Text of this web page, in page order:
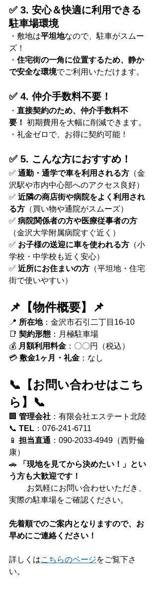
✅ 3. 安心＆快適に利用できる
駐車場環境
・敷地は平坦地なので、駐車がスムー
ズ！
・ 住宅街の一角に位置するため、静か
で安全な環境でご利用いただけます。
✅ 4. 仲介手数料不要！
・ 直接契約のため、仲介手数料不
要！ 初期費用を大幅に削減できます。
・礼金ゼロで、お得に契約可能！
✅ 5. こんな方におすすめ！
✅ 通勤・通学で車を利用される方 （金
沢駅や市内中心部へのアクセス良好）
✅ 近隣の商店街や病院をよく利用され
る方 （買い物や通院がスムーズ）
✅ 病院関係者の方や医療従事者の方
（金沢大学附属病院すぐ近く）
✅ お子様の送迎に車を使われる方 （小
学校・中学校も近く安心）
✅ 近所にお住まいの方 （平坦地・住宅
街で使いやすい）
📌【物件概要】📌
📍 所在地：金沢市石引二丁目16-10
📑 契約形態 ：月極駐車場
💰 月額利用料金 ：〇〇円（税込）
💳 敷金1ヶ月・礼金 ：なし
📞【お問い合わせはこち
ら】📞
🏢 管理会社 ：有限会社エステート北陸
📞 TEL ：076-241-6711
📱 担当直通 ：090-2033-4949（西野倫
康）
🚗
「現地を見てから決めたい！」とい
う方も大歓迎です！
お気軽にお問い合わせいただき、
実際の駐車場をご確認ください。
先着順でのご案内となりますので、お
早めにご連絡ください！
詳しくはこちらのページをご覧下さ
い。